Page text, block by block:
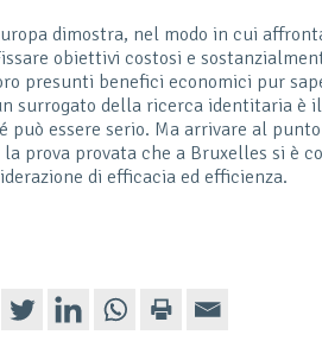
dimostra, nel modo in cui
obiettivi costosi e
presunti benefici economici pur
surrogato della ricerca identitaria è
essere serio. Ma arrivare al
prova provata che a Bruxelles si è
di efficacia ed efficienza.